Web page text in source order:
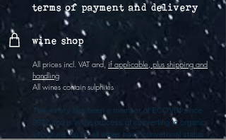
terms of payment and delivery
wine shop
All prices incl. VAT and, if applicable, plus shipping and
handling
All wines contain sulphites
The winery has been a member of ECOVIN since
2022 and is in the process of converting to organic
viticulture. So far all wines have convetional status if